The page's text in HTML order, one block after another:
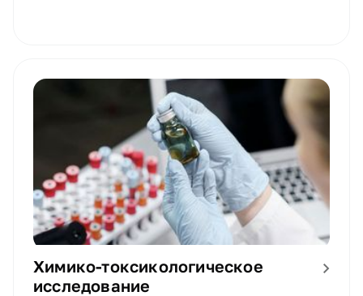
Химико-токсикологическое
исследование